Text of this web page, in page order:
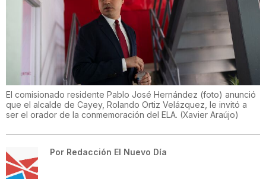
El comisionado residente Pablo José Hernández (foto) anunció
que el alcalde de Cayey, Rolando Ortiz Velázquez, le invitó a
ser el orador de la conmemoración del ELA. (Xavier Araújo)
Por Redacción El Nuevo Día